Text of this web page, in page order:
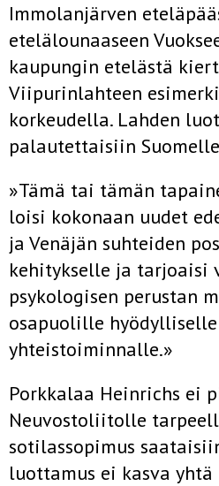
Immolanjärven
etelälounaaseen
kaupungin etelästä
Viipurinlahteen
korkeudella. Lahden
palautettaisiin
»Tämä tai tämän
loisi kokonaan uudet
ja Venäjän suhteiden
kehitykselle ja tarjoaisi
psykologisen perustan
osapuolille
yhteistoiminnalle.»
Porkkalaa Heinrichs ei
Neuvostoliitolle
sotilassopimus
luottamus ei kasva